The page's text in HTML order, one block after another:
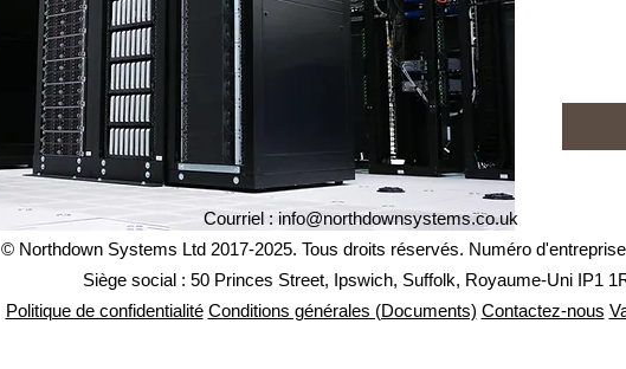
Courriel : info@northdownsystems.co.uk
© Northdown Systems Ltd 2017-2025. Tous droits réservés. Numéro
Siège social : 50 Princes Street, Ipswich, Suffolk, Royaume-Uni IP1
Politique de confidentialité Conditions générales (Documents) Contactez-nous